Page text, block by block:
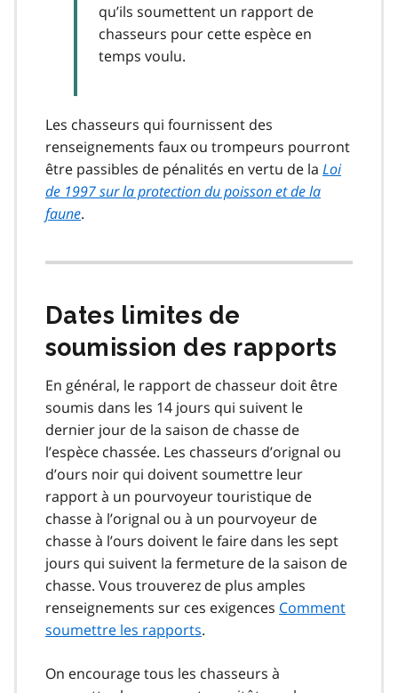
qu’ils soumettent un rapport de
chasseurs pour cette espèce en
temps voulu.
Les chasseurs qui fournissent des
renseignements faux ou trompeurs pourront
être passibles de pénalités en vertu de la Loi
de 1997 sur la protection du poisson et de la
faune.
Dates limites de
soumission des rapports
En général, le rapport de chasseur doit être
soumis dans les 14 jours qui suivent le
dernier jour de la saison de chasse de
l’espèce chassée. Les chasseurs d’orignal ou
d’ours noir qui doivent soumettre leur
rapport à un pourvoyeur touristique de
chasse à l’orignal ou à un pourvoyeur de
chasse à l’ours doivent le faire dans les sept
jours qui suivent la fermeture de la saison de
chasse. Vous trouverez de plus amples
renseignements sur ces exigences Comment
soumettre les rapports.
On encourage tous les chasseurs à